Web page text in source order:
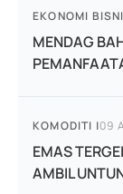
EKONOMI
MENDAG
KOMODITI |09
EMAS
AMBIL